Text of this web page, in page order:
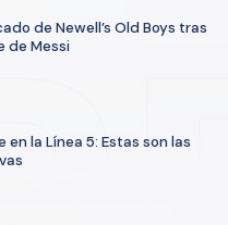
de Newell’s Old Boys tras
de Messi
la Línea 5: Estas son las